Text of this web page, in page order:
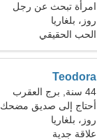
امرأة تبحث عن رجل
روز، بلغاريا
الحب الحقيقي
Teodora
44 سنة, برج العقرب
أحتاج إلى صديق مضحك
لطهي الطعام معًا
روز، بلغاريا
علاقة جدية